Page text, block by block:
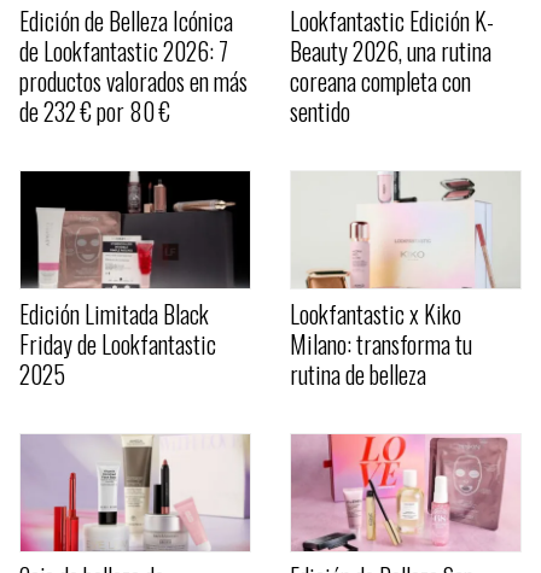
Edición de Belleza Icónica
de Lookfantastic 2026: 7
productos valorados en más
de 232 € por 80 €
Lookfantastic Edición K-
Beauty 2026, una rutina
coreana completa con
sentido
Edición Limitada Black
Friday de Lookfantastic
2025
Lookfantastic x Kiko
Milano: transforma tu
rutina de belleza